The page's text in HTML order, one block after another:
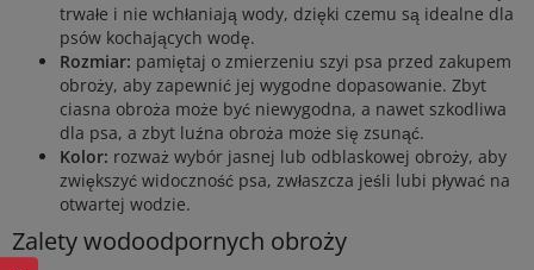
trwałe i nie wchłaniają wody, dzięki czemu są idealne dla
psów kochających wodę.
Rozmiar: pamiętaj o zmierzeniu szyi psa przed zakupem
obroży, aby zapewnić jej wygodne dopasowanie. Zbyt
ciasna obroża może być niewygodna, a nawet szkodliwa
dla psa, a zbyt luźna obroża może się zsunąć.
Kolor: rozważ wybór jasnej lub odblaskowej obroży, aby
zwiększyć widoczność psa, zwłaszcza jeśli lubi pływać na
otwartej wodzie.
Zalety wodoodpornych obroży